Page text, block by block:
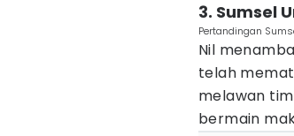
3. Sumsel
Pertandingan
Nil
telah
melawan
bermain